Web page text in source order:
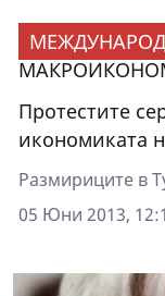
Протестите
икономиката
Размириците в
05 Юни 2013,